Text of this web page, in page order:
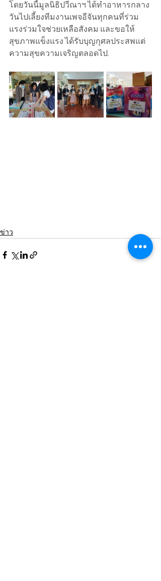
โดยวันนี้มูลนิธิปวีณาฯ ได้ทำอาหารกลาง
วันไปเลี้ยงทีมงานเพจอีจันทุกคนที่ร่วม
แรงร่วมใจช่วยเหลือสังคม และขอให้
สุขภาพแข็งแรง ได้รับบุญกุศลประสพแต่
ความสุขความเจริญตลอดไป.
ข่าว